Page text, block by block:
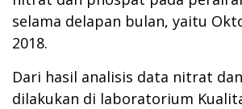
selama delapan bulan, yaitu
2018.
Dari hasil analisis data nitrat
dilakukan di laboratorium